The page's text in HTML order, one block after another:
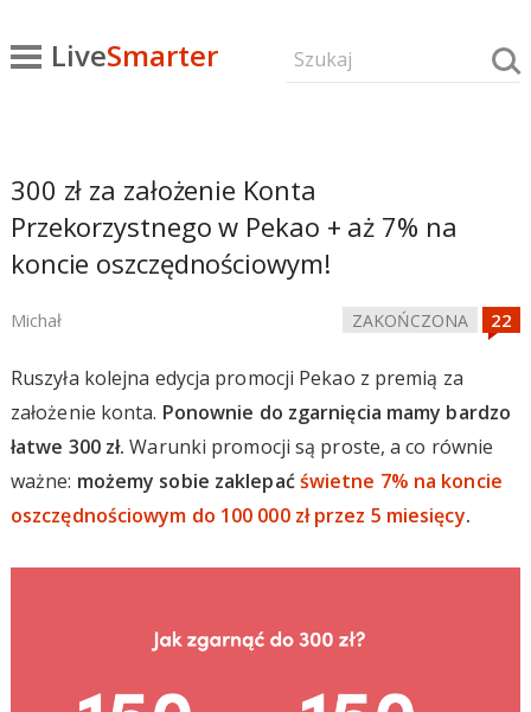
LiveSmarter
300 zł za założenie Konta
Przekorzystnego w Pekao + aż 7% na
koncie oszczędnościowym!
Michał ZAKOŃCZONA
Ruszyła kolejna edycja promocji Pekao z premią za
założenie konta. Ponownie do zgarnięcia mamy bardzo
łatwe 300 zł. Warunki promocji są proste, a co równie
ważne: możemy sobie zaklepaćświetne 7% na koncie
oszczędnościowym do 100 000 zł przez 5 miesięcy.